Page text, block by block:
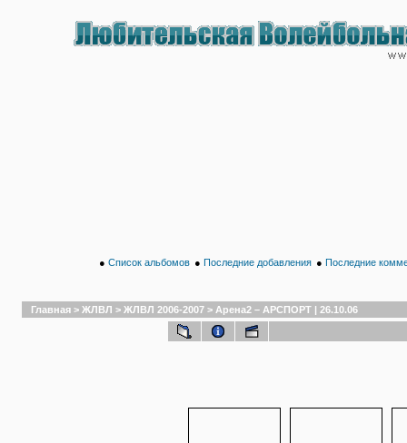
● Список альбомов ● Последние добавления ● Последние
Главная > ЖЛВЛ > ЖЛВЛ 2006-2007 > Арена2 – АРСПОРТ | 26.10.06